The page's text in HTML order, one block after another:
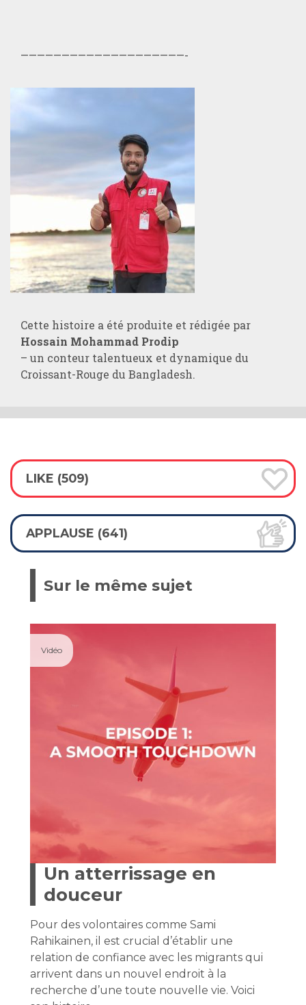
————————————————————-
Cette histoire a été produite et rédigée par
Hossain Mohammad Prodip
– un conteur talentueux et dynamique du
Croissant-Rouge du Bangladesh.
LIKE (509)
APPLAUSE (641)
Sur le même sujet
Vidéo
Un atterrissage en
douceur
Pour des volontaires comme Sami
Rahikainen, il est crucial d’établir une
relation de confiance avec les migrants qui
arrivent dans un nouvel endroit à la
recherche d’une toute nouvelle vie. Voici